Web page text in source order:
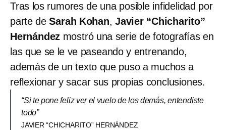
Tras los rumores de una posible infidelidad por
parte deSarah Kohan,Javier “Chicharito”
Hernández mostró una serie de fotografías en
las que se le ve paseando y entrenando,
además de un texto que puso a muchos a
reflexionar y sacar sus propias conclusiones.
“Si te pone feliz ver el vuelo de los demás, entendiste
todo”
JAVIER “CHICHARITO” HERNÁNDEZ